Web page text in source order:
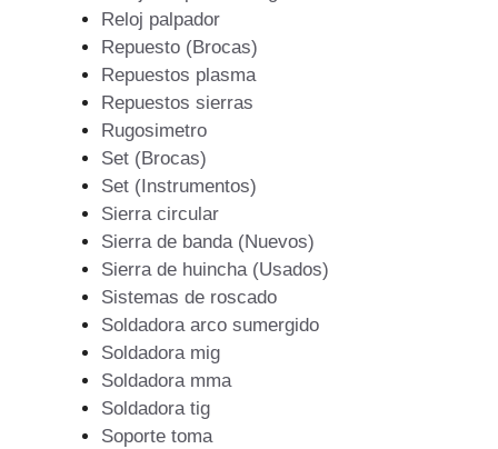
Reloj palpador
Repuesto (Brocas)
Repuestos plasma
Repuestos sierras
Rugosimetro
Set (Brocas)
Set (Instrumentos)
Sierra circular
Sierra de banda (Nuevos)
Sierra de huincha (Usados)
Sistemas de roscado
Soldadora arco sumergido
Soldadora mig
Soldadora mma
Soldadora tig
Soporte toma